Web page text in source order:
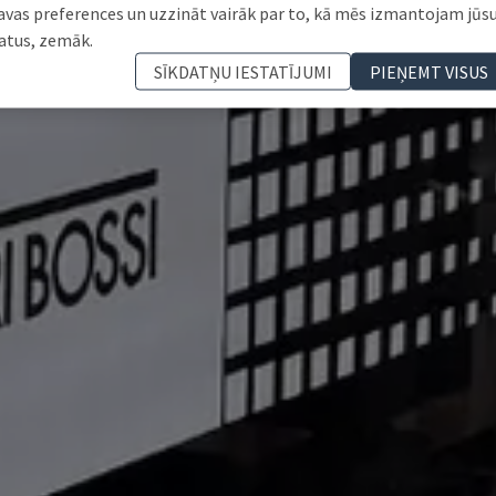
preferences un uzzināt vairāk par to, kā mēs izmantojam
zemāk.
SĪKDATŅU IESTATĪJUMI
PIEŅEMT VISUS